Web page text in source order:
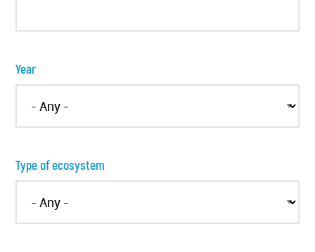
Year
Type of ecosystem